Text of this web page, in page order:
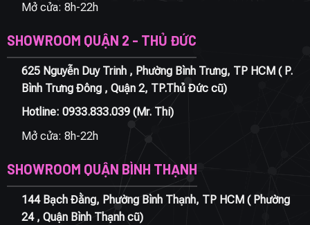
Mở cửa: 8h-22h
SHOWROOM QUẬN 2 - THỦ ĐỨC
625 Nguyễn Duy Trinh , Phường Bình Trưng, TP HCM ( P.
Bình Trưng Đông , Quận 2, TP.Thủ Đức cũ)
Hotline: 0933.833.039(Mr. Thi)
Mở cửa: 8h-22h
SHOWROOM QUẬN BÌNH THẠNH
144 Bạch Đằng, Phường Bình Thạnh, TP HCM ( Phường
24 , Quận Bình Thạnh cũ)